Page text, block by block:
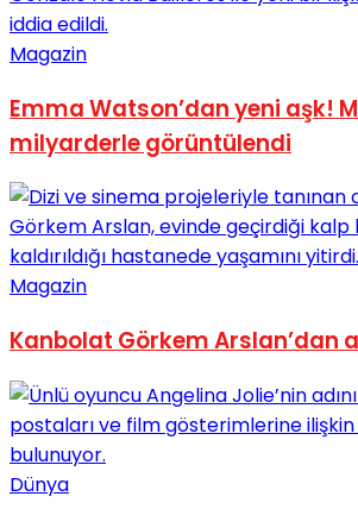
Magazin
Emma Watson’dan yeni aşk!
milyarderle görüntülendi
Magazin
Kanbolat Görkem Arslan’dan
Dünya